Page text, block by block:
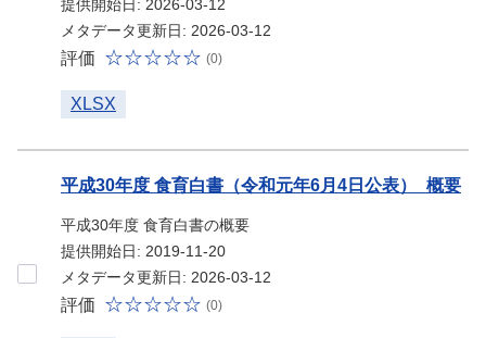
提供開始日: 2026-03-12
メタデータ更新日: 2026-03-12
評価 (0)
XLSX
平成30年度 食育白書（令和元年6月4日公表）_概要
平成30年度 食育白書の概要
提供開始日: 2019-11-20
メタデータ更新日: 2026-03-12
評価 (0)